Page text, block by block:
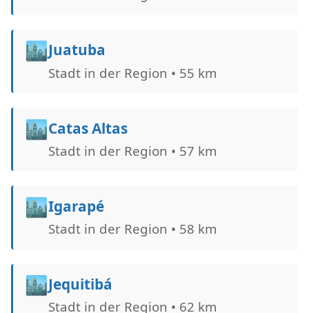
🏙️Juatuba
Stadt in der Region • 55 km
🏙️Catas Altas
Stadt in der Region • 57 km
🏙️Igarapé
Stadt in der Region • 58 km
🏙️Jequitibá
Stadt in der Region • 62 km